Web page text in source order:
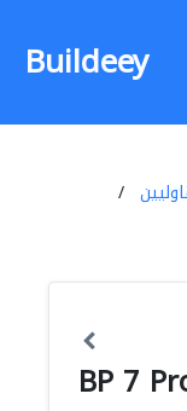
Buildeey
BP 7